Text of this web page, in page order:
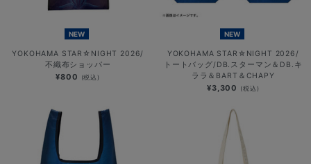
NEW
YOKOHAMA STAR☆NIGHT 2026/
不織布ショッパー
¥800 (税込)
NEW
YOKOHAMA STAR☆NIGHT 2026/
トートバッグ/DB.スターマン＆DB.キ
ララ＆BART＆CHAPY
¥3,300 (税込)